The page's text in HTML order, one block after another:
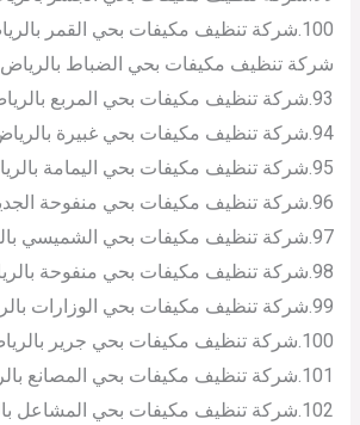
100.شركة تنظيف مكيفات بحي القمر بالرياض
شركة تنظيف مكيفات بحي الضباط بالرياض
93.شركة تنظيف مكيفات بحي المربع بالرياض
94.شركة تنظيف مكيفات بحي غبيرة بالرياض
95.شركة تنظيف مكيفات بحي اليمامة بالرياض
96.شركة تنظيف مكيفات بحي منفوحة الجديدة بالرياض
97.شركة تنظيف مكيفات بحي الشميسي بالرياض
98.شركة تنظيف مكيفات بحي منفوحة بالرياض
99.شركة تنظيف مكيفات بحي الوزارات بالرياض
100.شركة تنظيف مكيفات بحي جرير بالرياض
101.شركة تنظيف مكيفات بحي المصانع بالرياض
102.شركة تنظيف مكيفات بحي المشاعل بالرياض